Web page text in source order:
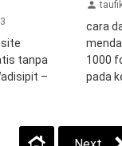
tanpa
–
cara
1000
pada